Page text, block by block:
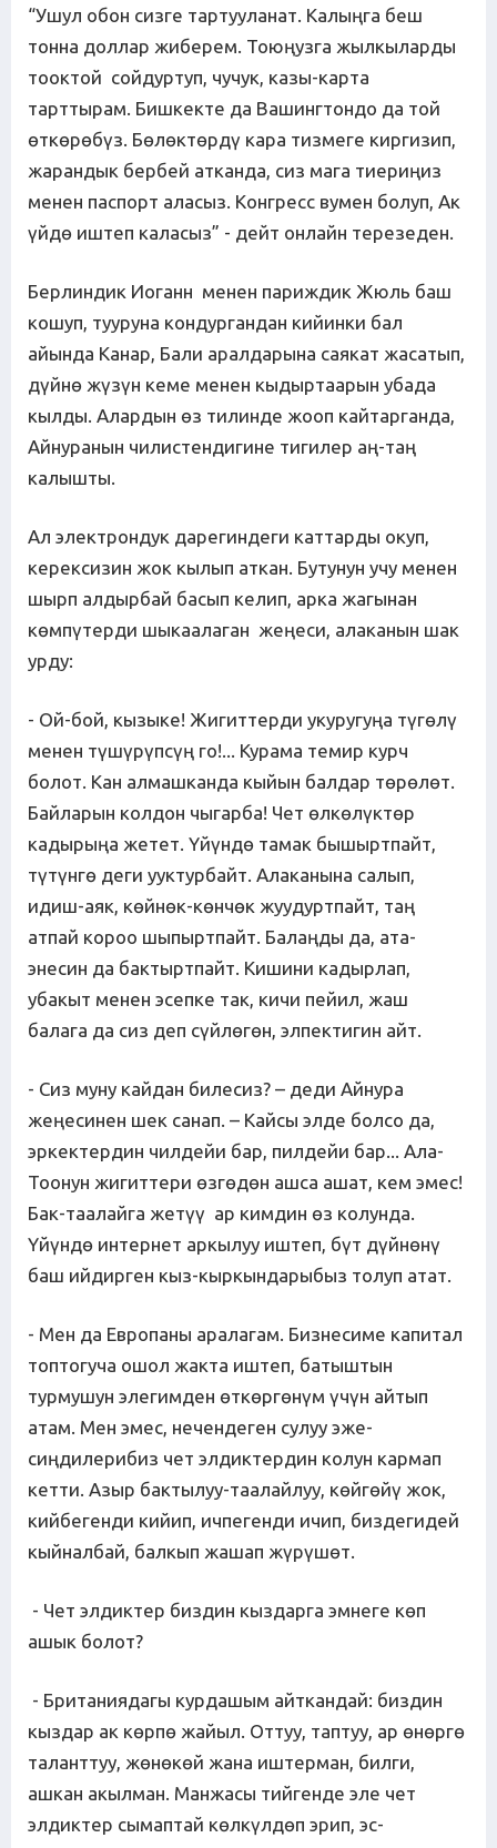
“Ушул обон сизге тартууланат. Калыңга беш
тонна доллар жиберем. Тоюңузга жылкыларды
тооктой сойдуртуп, чучук, казы-карта
тарттырам. Бишкекте да Вашингтондо да той
өткөрөбүз. Бөлөктөрдү кара тизмеге киргизип,
жарандык бербей атканда, сиз мага тиериңиз
менен паспорт аласыз. Конгресс вумен болуп, Ак
үйдө иштеп каласыз” - дейт онлайн терезеден.
Берлиндик Иоганн менен париждик Жюль баш
кошуп, тууруна кондургандан кийинки бал
айында Канар, Бали аралдарына саякат жасатып,
дүйнө жүзүн кеме менен кыдыртаарын убада
кылды. Алардын өз тилинде жооп кайтарганда,
Айнуранын чилистендигине тигилер аң-таң
калышты.
Ал электрондук дарегиндеги каттарды окуп,
керексизин жок кылып аткан. Бутунун учу менен
шырп алдырбай басып келип, арка жагынан
көмпүтерди шыкаалаган жеңеси, алаканын шак
урду:
- Ой-бой, кызыке! Жигиттерди укуругуңа түгөлү
менен түшүрүпсүң го!... Курама темир курч
болот. Кан алмашканда кыйын балдар төрөлөт.
Байларын колдон чыгарба! Чет өлкөлүктөр
кадырыңа жетет. Үйүндө тамак бышыртпайт,
түтүнгө деги ууктурбайт. Алаканына салып,
идиш-аяк, көйнөк-көнчөк жуудуртпайт, таң
атпай короо шыпыртпайт. Балаңды да, ата-
энесин да бактыртпайт. Кишини кадырлап,
убакыт менен эсепке так, кичи пейил, жаш
балага да сиз деп сүйлөгөн, элпектигин айт.
- Сиз муну кайдан билесиз? – деди Айнура
жеңесинен шек санап. – Кайсы элде болсо да,
эркектердин чилдейи бар, пилдейи бар... Ала-
Тоонун жигиттери өзгөдөн ашса ашат, кем эмес!
Бак-таалайга жетүү ар кимдин өз колунда.
Үйүндө интернет аркылуу иштеп, бүт дүйнөнү
баш ийдирген кыз-кыркындарыбыз толуп атат.
- Мен да Европаны аралагам. Бизнесиме капитал
топтогуча ошол жакта иштеп, батыштын
турмушун элегимден өткөргөнүм үчүн айтып
атам. Мен эмес, нечендеген сулуу эже-
сиңдилерибиз чет элдиктердин колун кармап
кетти. Азыр бактылуу-таалайлуу, көйгөйү жок,
кийбегенди кийип, ичпегенди ичип, биздегидей
кыйналбай, балкып жашап жүрүшөт.
- Чет элдиктер биздин кыздарга эмнеге көп
ашык болот?
- Британиядагы курдашым айткандай: биздин
кыздар ак көрпө жайыл. Оттуу, таптуу, ар өнөргө
таланттуу, жөнөкөй жана иштерман, билги,
ашкан акылман. Манжасы тийгенде эле чет
элдиктер сымаптай көлкүлдөп эрип, эс-